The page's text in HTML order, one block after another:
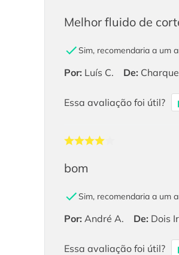
Melhor fluido de
Sim, recomendaria a um
Por: Luís C. De:
Essa avaliação foi útil?
bom
Sim, recomendaria a um
Por: André A. De: Dois
Essa avaliação foi útil?